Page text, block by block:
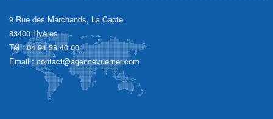
9 Rue des Marchands, La Capte
83400 Hyères
Tél :04 94 38 40 00
Email :contact@agencevuemer.com